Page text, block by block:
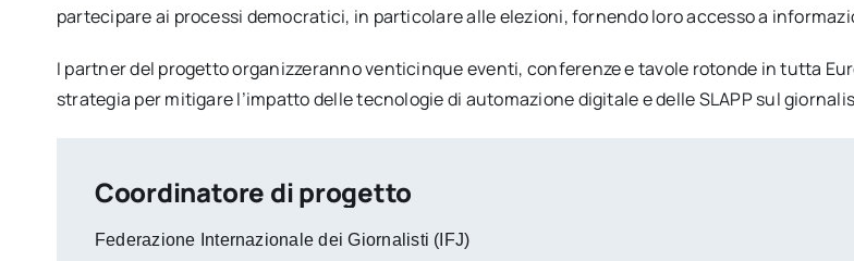
partecipare ai processi democratici, in particolare alle elezioni, fornendo loro accesso a
I partner del progetto organizzeranno venticinque eventi, conferenze e tavole rotonde in tutta
strategia per mitigare l’impatto delle tecnologie di automazione digitale e delle SLAPP sul
Coordinatore di progetto
Federazione Internazionale dei Giornalisti (IFJ)